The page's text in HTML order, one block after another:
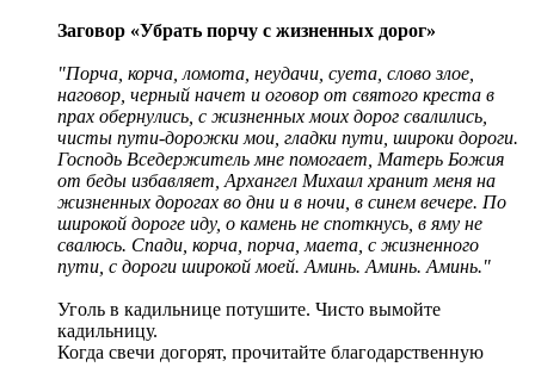
Заговор «Убрать порчу с жизненных дорог»
"Порча, корча, ломота, неудачи, суета, слово злое,
наговор, черный начет и оговор от святого креста в
прах обернулись, с жизненных моих дорог свалились,
чисты пути-дорожки мои, гладки пути, широки дороги.
Господь Вседержитель мне помогает, Матерь Божия
от беды избавляет, Архангел Михаил хранит меня на
жизненных дорогах во дни и в ночи, в синем вечере. По
широкой дороге иду, о камень не споткнусь, в яму не
свалюсь. Спади, корча, порча, маета, с жизненного
пути, с дороги широкой моей. Аминь. Аминь. Аминь."
Уголь в кадильнице потушите. Чисто вымойте
кадильницу.
Когда свечи догорят, прочитайте благодарственную